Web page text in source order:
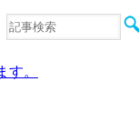
音楽
。